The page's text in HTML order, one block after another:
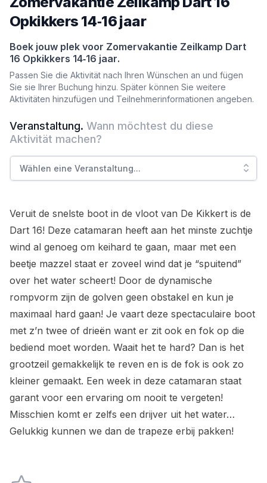
Opkikkers 14‑16 jaar
Boek jouw plek voor Zomervakantie Zeilkamp Dart
16 Opkikkers 14‑16 jaar.
Passen Sie die Aktivität nach Ihren Wünschen an und fügen
Sie sie Ihrer Buchung hinzu. Später können Sie weitere
Aktivitäten hinzufügen und Teilnehmerinformationen angeben.
Veranstaltung. Wann möchtest du diese
Aktivität machen?
Wählen eine Veranstaltung...
Veruit de snelste boot in de vloot van De Kikkert is de
Dart 16! Deze catamaran heeft aan het minste zuchtje
wind al genoeg om keihard te gaan, maar met een
beetje mazzel staat er zoveel wind dat je “spuitend”
over het water scheert! Door de dynamische
rompvorm zijn de golven geen obstakel en kun je
maximaal hard gaan! Je vaart deze spectaculaire boot
met z’n twee of drieën want er zit ook en fok op die
bediend moet worden. Waait het te hard? Dan is het
grootzeil gemakkelijk te reven en is de fok is ook zo
kleiner gemaakt. Een week in deze catamaran staat
garant voor een ervaring om nooit te vergeten!
Misschien komt er zelfs een drijver uit het water…
Gelukkig kunnen we dan de trapeze erbij pakken!